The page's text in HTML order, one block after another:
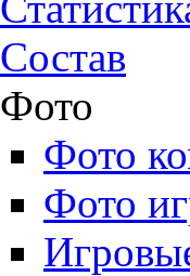
Состав
Фото
Фото
Фото